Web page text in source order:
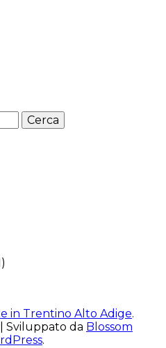
in Trentino Alto Adige.
Sviluppato da Blossom
.